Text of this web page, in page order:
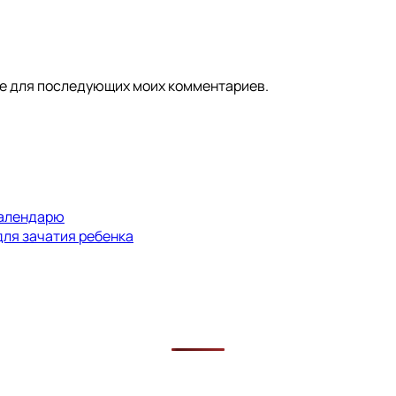
для последующих моих комментариев.
зачатия ребенка